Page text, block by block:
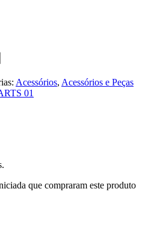
Acessórios, Acessórios e Peças
01
que compraram este produto